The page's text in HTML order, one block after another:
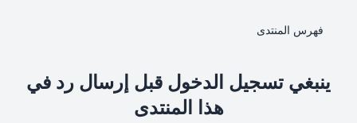
فهرس المنتدى
ينبغي تسجيل الدخول قبل إرسال رد في
هذا المنتدى